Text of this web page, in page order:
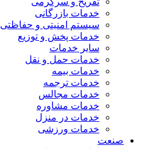
خدمات بازرگانی
سیستم امنیتی و حفاظتی
خدمات پخش و توزیع
سایر خدمات
خدمات حمل و نقل
خدمات بیمه
خدمات ترجمه
خدمات مجالس
خدمات مشاوره
خدمات در منزل
خدمات ورزشی
صنعت